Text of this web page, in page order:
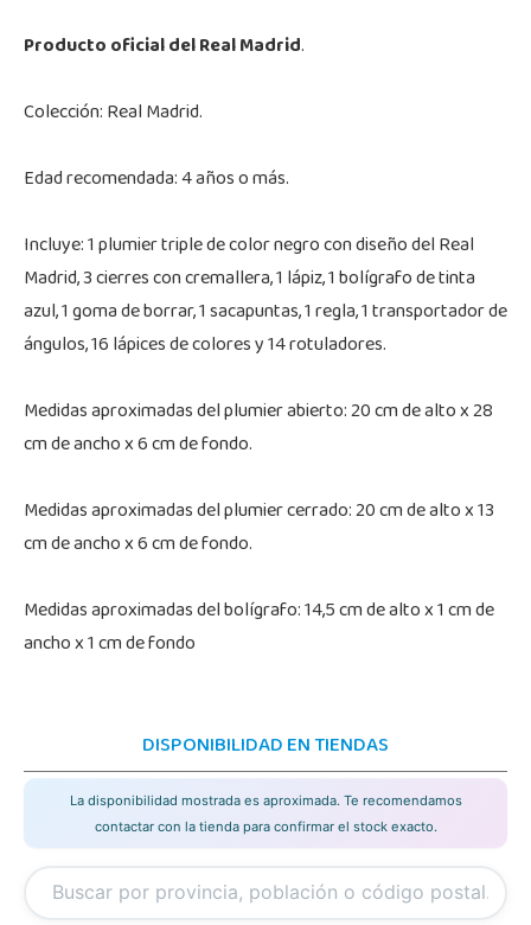
Producto oficial del Real Madrid.
Colección: Real Madrid.
Edad recomendada: 4 años o más.
Incluye: 1 plumier triple de color negro con diseño del Real
Madrid, 3 cierres con cremallera, 1 lápiz, 1 bolígrafo de tinta
azul, 1 goma de borrar, 1 sacapuntas, 1 regla, 1 transportador de
ángulos, 16 lápices de colores y 14 rotuladores.
Medidas aproximadas del plumier abierto: 20 cm de alto x 28
cm de ancho x 6 cm de fondo.
Medidas aproximadas del plumier cerrado: 20 cm de alto x 13
cm de ancho x 6 cm de fondo.
Medidas aproximadas del bolígrafo: 14,5 cm de alto x 1 cm de
ancho x 1 cm de fondo
DISPONIBILIDAD EN TIENDAS
La disponibilidad mostrada es aproximada. Te recomendamos
contactar con la tienda para confirmar el stock exacto.